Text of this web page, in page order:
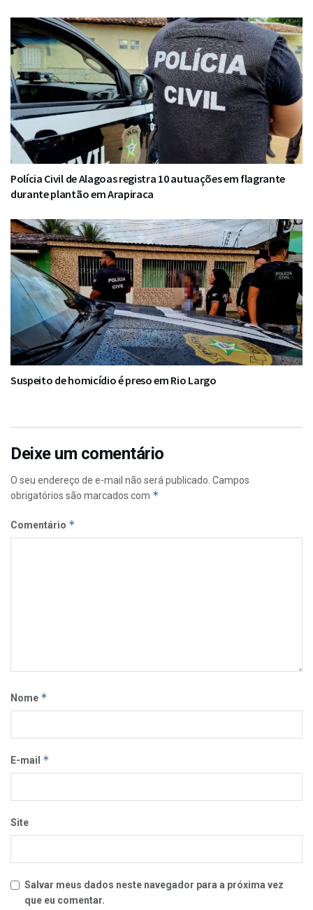
Polícia Civil de Alagoas registra 10 autuações em flagrante
durante plantão em Arapiraca
Suspeito de homicídio é preso em Rio Largo
Deixe um comentário
O seu endereço de e-mail não será publicado. Campos
obrigatórios são marcados com *
Comentário *
Nome *
E-mail *
Site
Salvar meus dados neste navegador para a próxima vez
que eu comentar.